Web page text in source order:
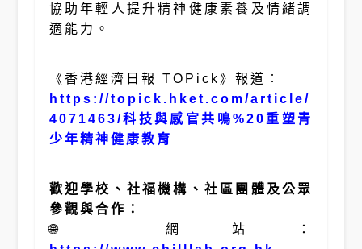
協助年輕人提升精神健康素養及情緒調
適能力。
《香港經濟日報 TOPick》報道︰
https://topick.hket.com/article/
4071463/科技與感官共鳴%20重塑青
少年精神健康教育
歡迎學校、社福機構、社區團體及公眾
參觀與合作：
🌐 網站：